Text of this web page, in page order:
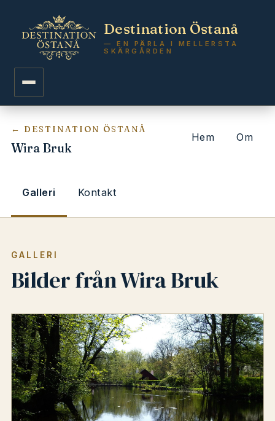
Destination Östanå
— EN PÄRLA I MELLERSTA
SKÄRGÅRDEN
← DESTINATION ÖSTANÅ
Wira Bruk
Hem Om
Galleri Kontakt
GALLERI
Bilder från Wira Bruk